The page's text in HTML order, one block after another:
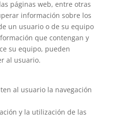
páginas web, entre otras
información sobre los
un usuario o de su equipo
que contengan y
su equipo, pueden
al usuario.
al usuario la navegación
y la utilización de las